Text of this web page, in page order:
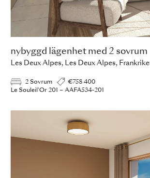
nybyggd lägenhet med 2 sovrum
Les Deux Alpes, Les Deux Alpes, Frankrike
2 Sovrum
€758 400
Le Souleil'Or 201 – AAFA534-201